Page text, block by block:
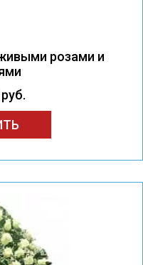
розами и